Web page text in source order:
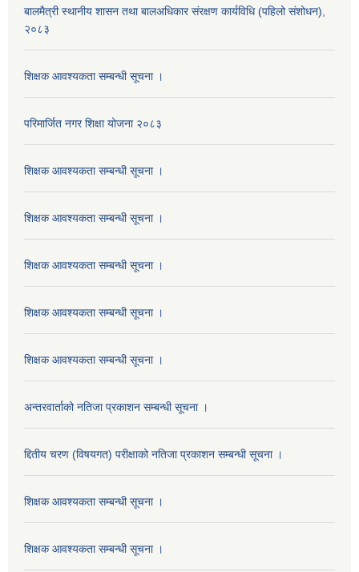
बालमैत्री स्थानीय शासन तथा बालअधिकार संरक्षण कार्यविधि (पहिलो संशोधन),
२०८३
शिक्षक आवश्यकता सम्बन्धी सूचना ।
परिमार्जित नगर शिक्षा योजना २०८३
शिक्षक आवश्यकता सम्बन्धी सूचना ।
शिक्षक आवश्यकता सम्बन्धी सूचना ।
शिक्षक आवश्यकता सम्बन्धी सूचना ।
शिक्षक आवश्यकता सम्बन्धी सूचना ।
शिक्षक आवश्यकता सम्बन्धी सूचना ।
अन्तरवार्ताको नतिजा प्रकाशन सम्बन्धी सूचना ।
द्दितीय चरण (विषयगत) परीक्षाको नतिजा प्रकाशन सम्बन्धी सूचना ।
शिक्षक आवश्यकता सम्बन्धी सूचना ।
शिक्षक आवश्यकता सम्बन्धी सूचना ।